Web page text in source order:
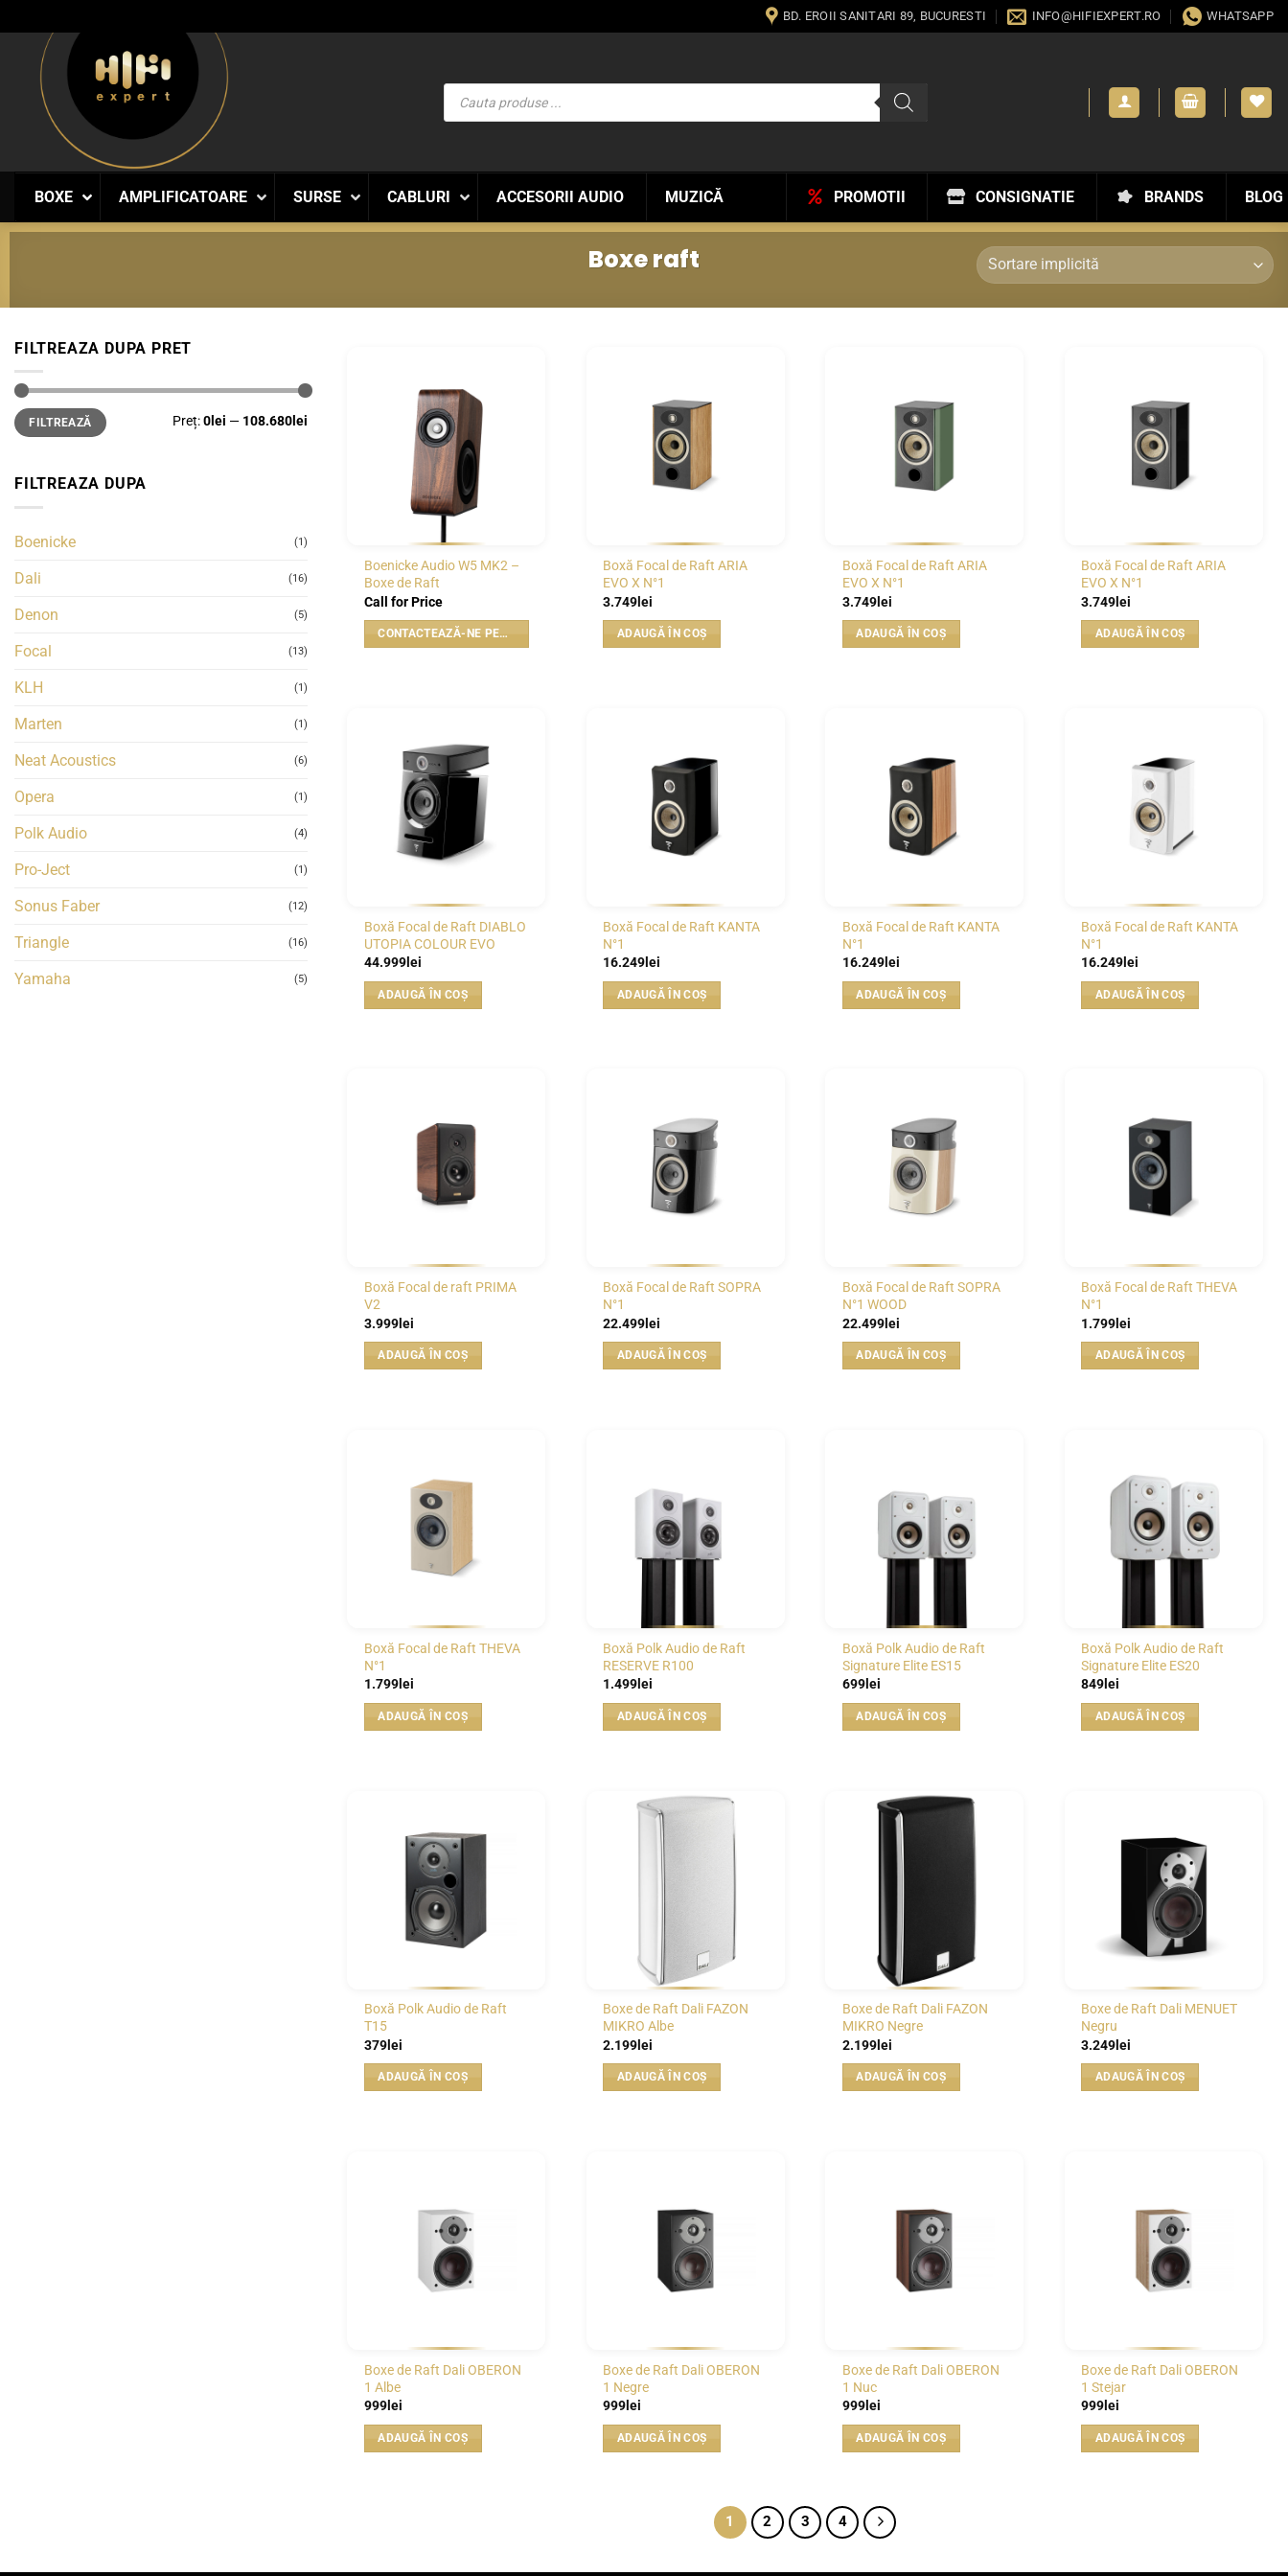
to
content
BD. EROII SANITARI 89, BUCURESTI INFO@HIFIEXPERT.RO WHATSAPP
Products
search
BOXE AMPLIFICATOARE SURSE CABLURI ACCESORII AUDIO MUZICĂ BLOG
BRANDS
CONSIGNATIE
PROMOTII
Boxe raft
FILTREAZA DUPA PRET
Preț
minim
Preț
maximFILTREAZĂ Preț:0lei — 108.680lei
FILTREAZA DUPA
Boenicke (1)
Dali (16)
Denon (5)
Focal (13)
KLH (1)
Marten (1)
Neat Acoustics (6)
Opera (1)
Polk Audio (4)
Pro-Ject (1)
Sonus Faber (12)
Triangle (16)
Yamaha (5)
WISHLIST
Boenicke Audio W5 MK2 –
Boxe de Raft
Call for Price
CONTACTEAZĂ-NE PENTRU PREȚ
WISHLIST
Boxă Focal de Raft ARIA
EVO X N°1
3.749 lei
ADAUGĂ ÎN COȘ
WISHLIST
Boxă Focal de Raft ARIA
EVO X N°1
3.749lei
ADAUGĂ ÎN COȘ
WISHLIST
Boxă Focal de Raft ARIA
EVO X N°1
3.749 lei
ADAUGĂ ÎN COȘ
WISHLIST
Boxă Focal de Raft DIABLO
UTOPIA COLOUR EVO
44.999lei
ADAUGĂ ÎN COȘ
WISHLIST
Boxă Focal de Raft KANTA
N°1
16.249 lei
ADAUGĂ ÎN COȘ
WISHLIST
Boxă Focal de Raft KANTA
N°1
16.249lei
ADAUGĂ ÎN COȘ
WISHLIST
Boxă Focal de Raft KANTA
N°1
16.249 lei
ADAUGĂ ÎN COȘ
WISHLIST
Boxă Focal de raft PRIMA
V2
3.999lei
ADAUGĂ ÎN COȘ
WISHLIST
Boxă Focal de Raft SOPRA
N°1
22.499 lei
ADAUGĂ ÎN COȘ
WISHLIST
Boxă Focal de Raft SOPRA
N°1 WOOD
22.499lei
ADAUGĂ ÎN COȘ
Boxă Focal de Raft THEVA
N°1
1.799 lei
ADAUGĂ ÎN COȘ
WISHLIST
Boxă Focal de Raft THEVA
N°1
1.799lei
ADAUGĂ ÎN COȘ
Boxă Polk Audio de Raft
RESERVE R100
1.499 lei
ADAUGĂ ÎN COȘ
Boxă Polk Audio de Raft
Signature Elite ES15
699lei
ADAUGĂ ÎN COȘ
WISHLIST
Boxă Polk Audio de Raft
Signature Elite ES20
849 lei
ADAUGĂ ÎN COȘ
Boxă Polk Audio de Raft
T15
379lei
ADAUGĂ ÎN COȘ
Boxe de Raft Dali FAZON
MIKRO Albe
2.199 lei
ADAUGĂ ÎN COȘ
Boxe de Raft Dali FAZON
MIKRO Negre
2.199lei
ADAUGĂ ÎN COȘ
WISHLIST
Boxe de Raft Dali MENUET
Negru
3.249 lei
ADAUGĂ ÎN COȘ
Boxe de Raft Dali OBERON
1 Albe
999lei
ADAUGĂ ÎN COȘ
WISHLIST
Boxe de Raft Dali OBERON
1 Negre
999lei
ADAUGĂ ÎN COȘ
Boxe de Raft Dali OBERON
1 Nuc
999lei
ADAUGĂ ÎN COȘ
WISHLIST
Boxe de Raft Dali OBERON
1 Stejar
999lei
ADAUGĂ ÎN COȘ
1 2 3 4